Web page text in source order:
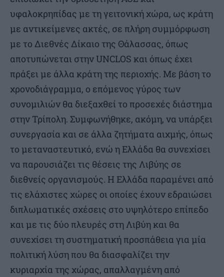
υφαλοκρηπίδας με τη γειτονική χώρα, ως κράτη
με αντικείμενες ακτές, σε πλήρη συμμόρφωση
με το Διεθνές Δίκαιο της Θάλασσας, όπως
αποτυπώνεται στην UNCLOS και όπως έχει
πράξει με άλλα κράτη της περιοχής. Με βάση το
χρονοδιάγραμμα, ο επόμενος γύρος των
συνομιλιών θα διεξαχθεί το προσεχές διάστημα
στην Τρίπολη. Συμφωνήθηκε, ακόμη, να υπάρξει
συνεργασία και σε άλλα ζητήματα αιχμής, όπως
το μεταναστευτικό, ενώ η Ελλάδα θα συνεχίσει
να παρουσιάζει τις θέσεις της Λιβύης σε
διεθνείς οργανισμούς. Η Ελλάδα παραμένει από
τις ελάχιστες χώρες οι οποίες έχουν εδραιώσει
διπλωματικές σχέσεις στο υψηλότερο επίπεδο
και με τις δύο πλευρές στη Λιβύη και θα
συνεχίσει τη συστηματική προσπάθεια για μία
πολιτική λύση που θα διασφαλίζει την
κυριαρχία της χώρας, απαλλαγμένη από